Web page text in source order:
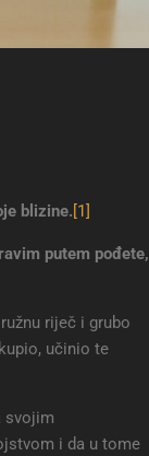
blizine. [1]
putem pođete,
riječ i grubo
učinio te
svojim
i da u tome